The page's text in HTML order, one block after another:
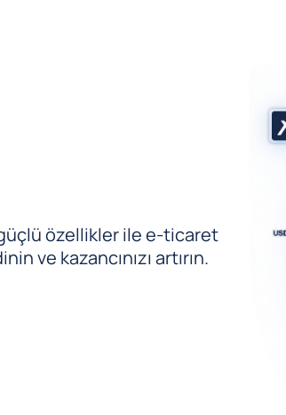
güçlü özellikler ile e-ticaret
ve kazancınızı artırın.